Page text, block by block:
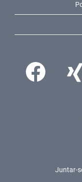
Abre num novoAbre
Juntar-